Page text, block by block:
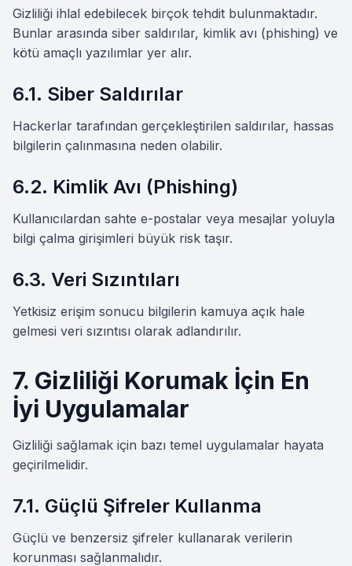
Gizliliği ihlal edebilecek birçok tehdit bulunmaktadır.
Bunlar arasında siber saldırılar, kimlik avı (phishing) ve
kötü amaçlı yazılımlar yer alır.
6.1. Siber Saldırılar
Hackerlar tarafından gerçekleştirilen saldırılar, hassas
bilgilerin çalınmasına neden olabilir.
6.2. Kimlik Avı (Phishing)
Kullanıcılardan sahte e-postalar veya mesajlar yoluyla
bilgi çalma girişimleri büyük risk taşır.
6.3. Veri Sızıntıları
Yetkisiz erişim sonucu bilgilerin kamuya açık hale
gelmesi veri sızıntısı olarak adlandırılır.
7. Gizliliği Korumak İçin En
İyi Uygulamalar
Gizliliği sağlamak için bazı temel uygulamalar hayata
geçirilmelidir.
7.1. Güçlü Şifreler Kullanma
Güçlü ve benzersiz şifreler kullanarak verilerin
korunması sağlanmalıdır.